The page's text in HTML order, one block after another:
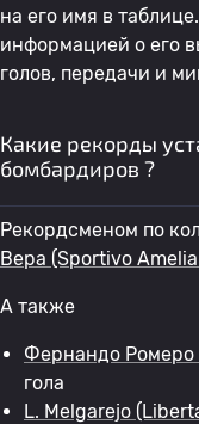
Москера Сапата
F. Noguera
47
Фабрисио
Уэртас
48 Edgar Paez
49
Каньете Ортис
на его имя в
информацией о его
голов, передачи и
Какие рекорды
бомбардиров ?
Рекордсменом по
Вера (Sportivo
А также
Фернандо Ромеро
гола
L. Melgarejo